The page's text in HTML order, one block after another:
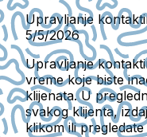
Upravljanje
5/5/2026
Upravljanje
vreme koje biste
klijenata. U
svakog klijenta,
klikom ili